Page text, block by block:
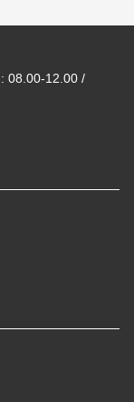
08.00-12.00 /